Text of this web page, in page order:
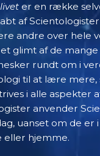
er en række
af
andre over hele
glimt af de
rundt om i
til at lære mere,
i alle aspekter
anvender
uanset om de er
eller hjemme.